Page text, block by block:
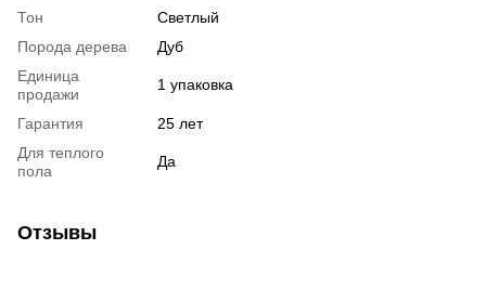
Тон
Светлый
Порода дерева
Дуб
Единица
продажи
1 упаковка
Гарантия
25 лет
Для теплого
пола
Да
Отзывы